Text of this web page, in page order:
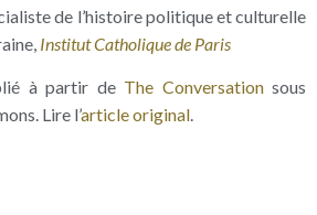
de l’histoire politique et culturelle
Institut Catholique de Paris
à partir de The Conversationsous
Lire l’article original.